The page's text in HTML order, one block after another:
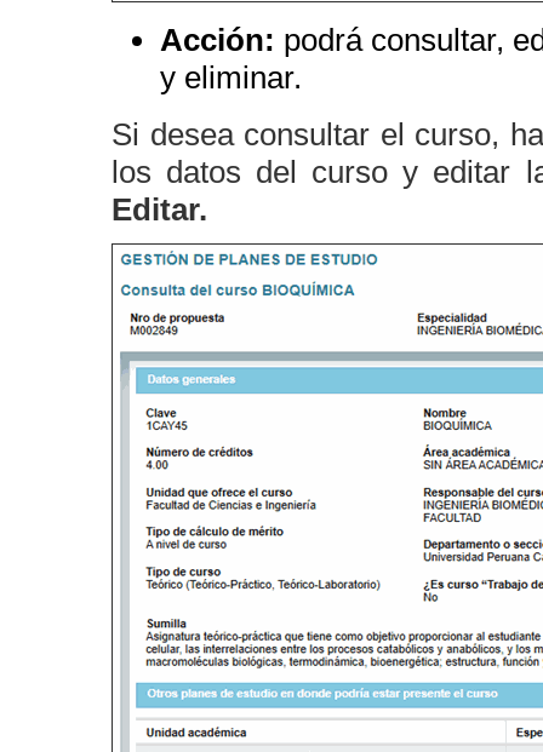
Acción: podrá consultar,
y eliminar.
Si desea consultar el curso,
los datos del curso y editar
Editar.